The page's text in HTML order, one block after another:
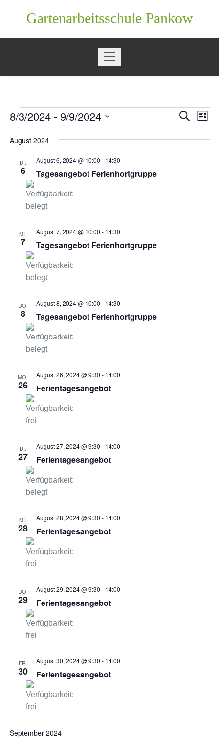
Gartenarbeitsschule Pankow
V
e
Suche
Liste
8/3/2024 - 9/9/2024
wählen.
August 2024
DI.
6
August 6, 2024 @ 10:00 - 14:30
Tagesangebot Ferienhortgruppe
MI.
7
August 7, 2024 @ 10:00 - 14:30
Tagesangebot Ferienhortgruppe
DO.
8
August 8, 2024 @ 10:00 - 14:30
Tagesangebot Ferienhortgruppe
MO.
26
August 26, 2024 @ 9:30 - 14:00
Ferientagesangebot
DI.
27
August 27, 2024 @ 9:30 - 14:00
Ferientagesangebot
MI.
28
August 28, 2024 @ 9:30 - 14:00
Ferientagesangebot
DO.
29
August 29, 2024 @ 9:30 - 14:00
Ferientagesangebot
FR.
30
August 30, 2024 @ 9:30 - 14:00
Ferientagesangebot
September 2024